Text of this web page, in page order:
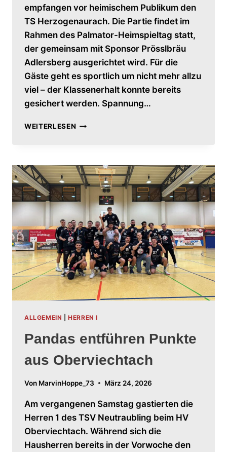
empfangen vor heimischem Publikum den
TS Herzogenaurach. Die Partie findet im
Rahmen des Palmator-Heimspieltag statt,
der gemeinsam mit Sponsor Prösslbräu
Adlersberg ausgerichtet wird. Für die
Gäste geht es sportlich um nicht mehr allzu
viel – der Klassenerhalt konnte bereits
gesichert werden. Spannung…
WEITERLESENHERREN
TANZ
–
SAISONFINALE
25/26
ALLGEMEIN |HERREN I
Pandas entführen Punkte
aus Oberviechtach
Von MarvinHoppe_73 März 24, 2026
Am vergangenen Samstag gastierten die
Herren 1 des TSV Neutraubling beim HV
Oberviechtach. Während sich die
Hausherren bereits in der Vorwoche den